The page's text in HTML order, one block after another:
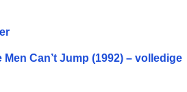
Can’t Jump (1992) – volledige